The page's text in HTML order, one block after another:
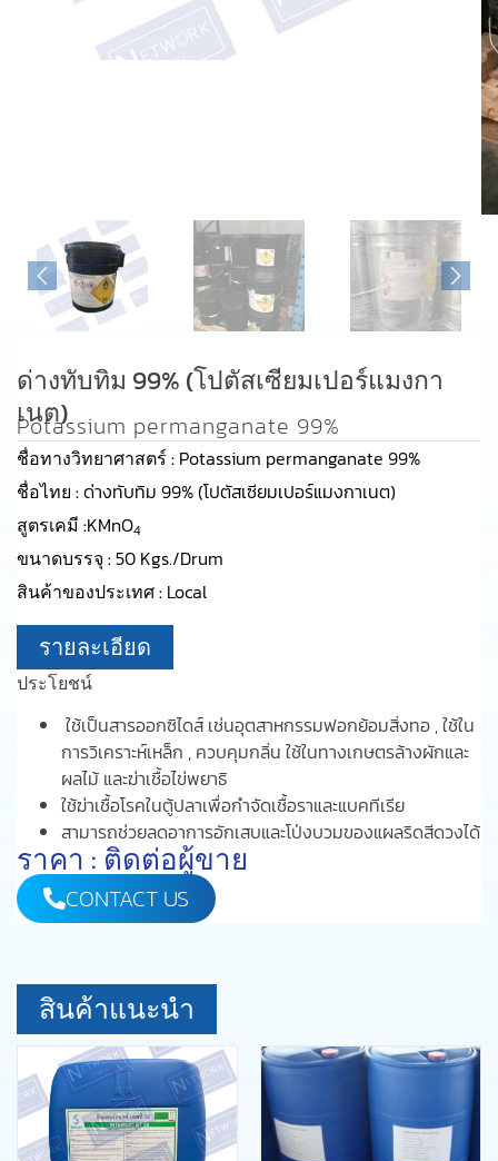
ด่างทับทิม 99% (โปตัสเซียมเปอร์แมงกา
เนต)
Potassium permanganate 99%
ชื่อทางวิทยาศาสตร์ : Potassium permanganate 99%
ชื่อไทย :ด่างทับทิม 99% (โปตัสเซียมเปอร์แมงกาเนต)
สูตรเคมี :KMnO4
ขนาดบรรจุ :50 Kgs./Drum
สินค้าของประเทศ : Local
รายละเอียด
ประโยชน์
ใช้เป็นสารออกซิไดส์ เช่นอุตสาหกรรมฟอกย้อมสิ่งทอ , ใช้ใน
การวิเคราะห์เหล็ก , ควบคุมกลิ่น ใช้ในทางเกษตรล้างผักและ
ผลไม้ และฆ่าเชื้อไข่พยาธิ
ใช้ฆ่าเชื้อโรคในตู้ปลาเพื่อกำจัดเชื้อราและแบคทีเรีย
สามารถช่วยลดอาการอักเสบและโป่งบวมของแผลริดสีดวงได้
ราคา : ติดต่อผู้ขาย
CONTACT US
สินค้าแนะนำ